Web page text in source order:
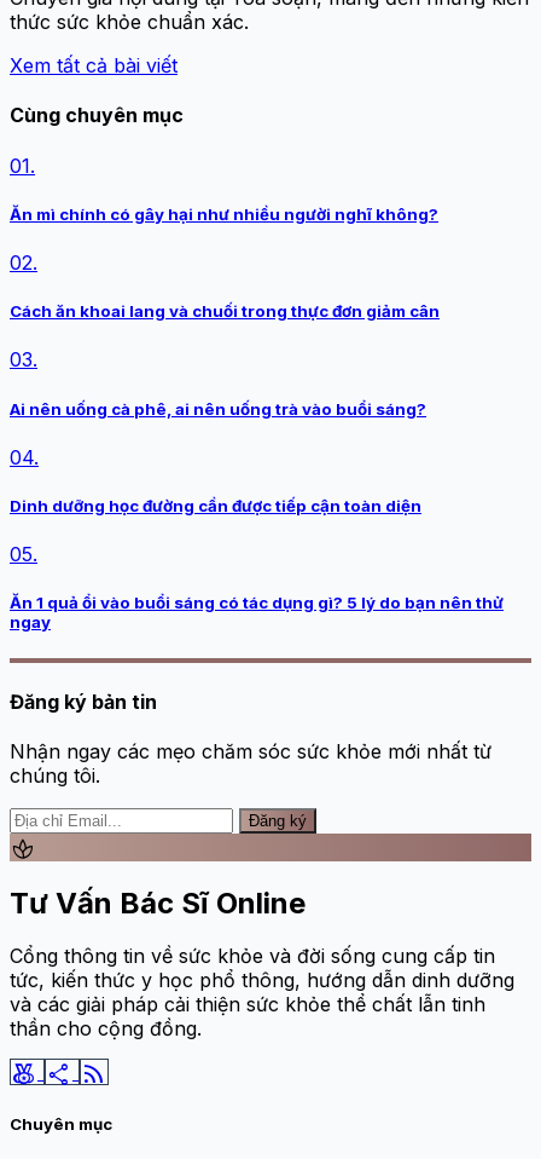
thức sức khỏe chuẩn xác.
Xem tất cả bài viết
Cùng chuyên mục
01.
Ăn mì chính có gây hại như nhiều người nghĩ không?
02.
Cách ăn khoai lang và chuối trong thực đơn giảm cân
03.
Ai nên uống cà phê, ai nên uống trà vào buổi sáng?
04.
Dinh dưỡng học đường cần được tiếp cận toàn diện
05.
Ăn 1 quả ổi vào buổi sáng có tác dụng gì? 5 lý do bạn nên thử
ngay
Đăng ký bản tin
Nhận ngay các mẹo chăm sóc sức khỏe mới nhất từ
chúng tôi.
Đăng ký
spa
Tư Vấn Bác Sĩ Online
Cổng thông tin về sức khỏe và đời sống cung cấp tin
tức, kiến thức y học phổ thông, hướng dẫn dinh dưỡng
và các giải pháp cải thiện sức khỏe thể chất lẫn tinh
thần cho cộng đồng.
social_leaderboard share rss_feed
Chuyên mục